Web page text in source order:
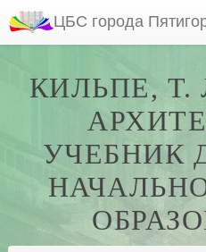
ЦБС города
КИЛЬПЕ,
УЧЕБНИК